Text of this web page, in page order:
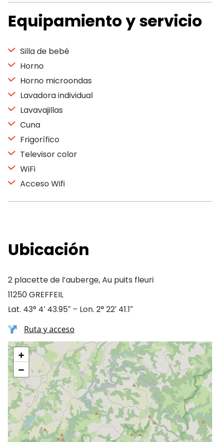
Equipamiento y servicio
Silla de bebé
Horno
Horno microondas
Lavadora individual
Lavavajillas
Cuna
Frigorífico
Televisor color
WiFi
Acceso Wifi
Ubicación
2 placette de l’auberge, Au puits fleuri
11250 GREFFEIL
Lat. 43° 4′ 43.95″ – Lon. 2° 22′ 41.1″
Ruta y acceso
+
−